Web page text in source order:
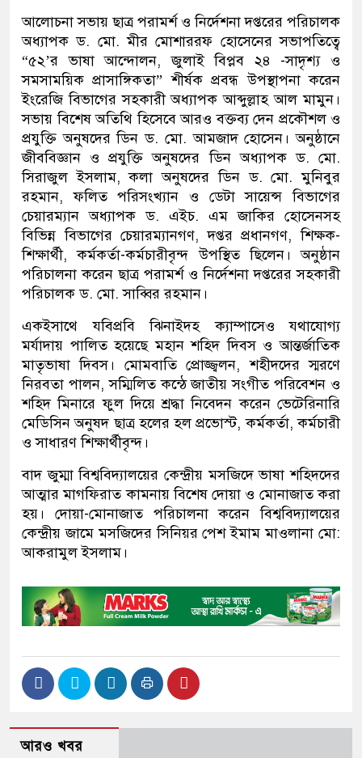
আলোচনা সভায় ছাত্র পরামর্শ ও নির্দেশনা দপ্তরের পরিচালক
অধ্যাপক ড. মো. মীর মোশাররফ হোসেনের সভাপতিত্বে
“৫২’র ভাষা আন্দোলন, জুলাই বিপ্লব ২৪ -সাদৃশ্য ও
সমসাময়িক প্রাসাঙ্গিকতা” শীর্ষক প্রবন্ধ উপস্থাপনা করেন
ইংরেজি বিভাগের সহকারী অধ্যাপক আব্দুল্লাহ আল মামুন।
সভায় বিশেষ অতিথি হিসেবে আরও বক্তব্য দেন প্রকৌশল ও
প্রযুক্তি অনুষদের ডিন ড. মো. আমজাদ হোসেন। অনুষ্ঠানে
জীববিজ্ঞান ও প্রযুক্তি অনুষদের ডিন অধ্যাপক ড. মো.
সিরাজুল ইসলাম, কলা অনুষদের ডিন ড. মো. মুনিবুর
রহমান, ফলিত পরিসংখ্যান ও ডেটা সায়েন্স বিভাগের
চেয়ারম্যান অধ্যাপক ড. এইচ. এম জাকির হোসেনসহ
বিভিন্ন বিভাগের চেয়ারম্যানগণ, দপ্তর প্রধানগণ, শিক্ষক-
শিক্ষার্থী, কর্মকর্তা-কর্মচারীবৃন্দ উপস্থিত ছিলেন। অনুষ্ঠান
পরিচালনা করেন ছাত্র পরামর্শ ও নির্দেশনা দপ্তরের সহকারী
পরিচালক ড. মো. সাব্বির রহমান।
একইসাথে যবিপ্রবি ঝিনাইদহ ক্যাম্পাসেও যথাযোগ্য
মর্যাদায় পালিত হয়েছে মহান শহিদ দিবস ও আন্তর্জাতিক
মাতৃভাষা দিবস। মোমবাতি প্রোজ্জ্বলন, শহীদদের স্মরণে
নিরবতা পালন, সম্মিলিত কন্ঠে জাতীয় সংগীত পরিবেশন ও
শহিদ মিনারে ফুল দিয়ে শ্রদ্ধা নিবেদন করেন ভেটেরিনারি
মেডিসিন অনুষদ ছাত্র হলের হল প্রভোস্ট, কর্মকর্তা, কর্মচারী
ও সাধারণ শিক্ষার্থীবৃন্দ।
বাদ জুম্মা বিশ্ববিদ্যালয়ের কেন্দ্রীয় মসজিদে ভাষা শহিদদের
আত্মার মাগফিরাত কামনায় বিশেষ দোয়া ও মোনাজাত করা
হয়। দোয়া-মোনাজাত পরিচালনা করেন বিশ্ববিদ্যালয়ের
কেন্দ্রীয় জামে মসজিদের সিনিয়র পেশ ইমাম মাওলানা মো:
আকরামুল ইসলাম।
আরও খবর